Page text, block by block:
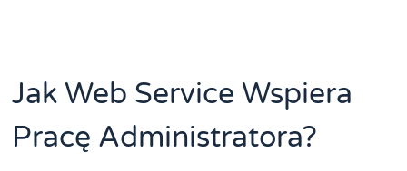
Jak Web Service Wspiera
Pracę Administratora?